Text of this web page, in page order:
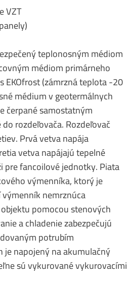
VZT
teplonosným médiom
médiom primárneho
EKOfrost (zámrzná teplota -20
médium v geotermálnych
čerpané samostatným
rozdeľovača. Rozdeľovač
Prvá vetva napája
vetva napájajú tepelné
pre fancoilové jednotky. Piata
výmenníka, ktorý je
nemrznúca
pomocou stenových
a chladenie zabezpečujú
potrubím
je napojený na akumulačný
sú vykurované vykurovacími